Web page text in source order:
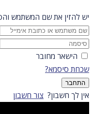
יש להזין את שם המשתמש
הישאר מחובר
שכחת סיסמא?
התחבר
אין לך חשבון? צור חשבון